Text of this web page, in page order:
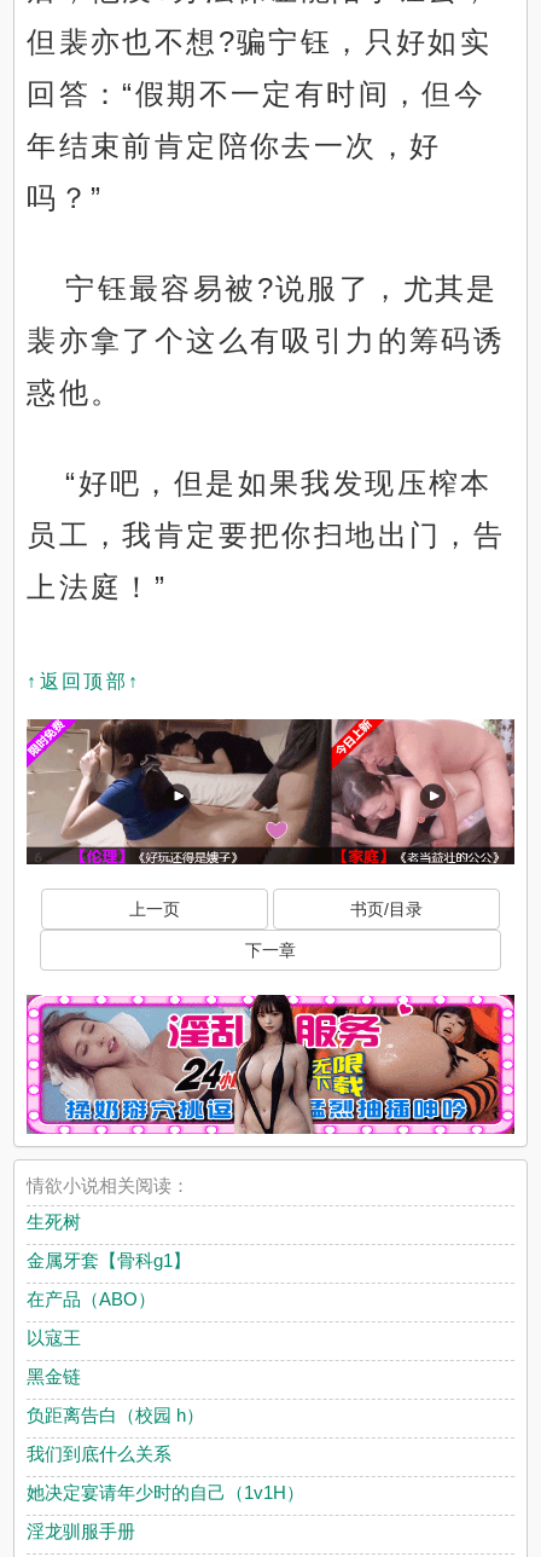
但裴亦也不想?骗宁钰，只好如实
回答：“假期不一定有时间，但今
年结束前肯定陪你去一次，好
吗？”
宁钰最容易被?说服了，尤其是
裴亦拿了个这么有吸引力的筹码诱
惑他。
“好吧，但是如果我发现压榨本
员工，我肯定要把你扫地出门，告
上法庭！”
↑返回顶部↑
上一页 书页/目录
下一章
情欲小说相关阅读：
生死树
金属牙套【骨科g1】
在产品（ABO）
以寇王
黑金链
负距离告白（校园 h）
我们到底什么关系
她决定宴请年少时的自己（1v1H）
淫龙驯服手册